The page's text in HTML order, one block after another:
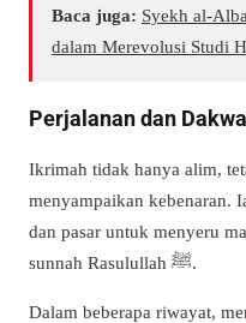
Baca juga: Syekh al-
dalam Merevolusi Studi
Perjalanan dan
Ikrimah tidak hanya alim,
menyampaikan kebenaran.
dan pasar untuk menyeru
sunnah Rasulullah ﷺ.
Dalam beberapa riwayat,